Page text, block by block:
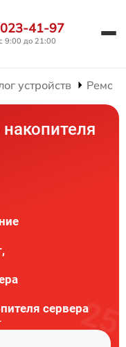
41-97
9:00 до 21:00
устройств
сервера